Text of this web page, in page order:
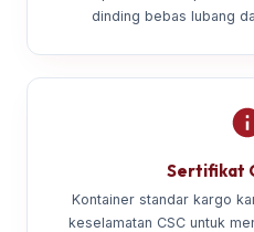
dinding bebas lubang
Sertifikat
Kontainer standar kargo
keselamatan CSC untuk